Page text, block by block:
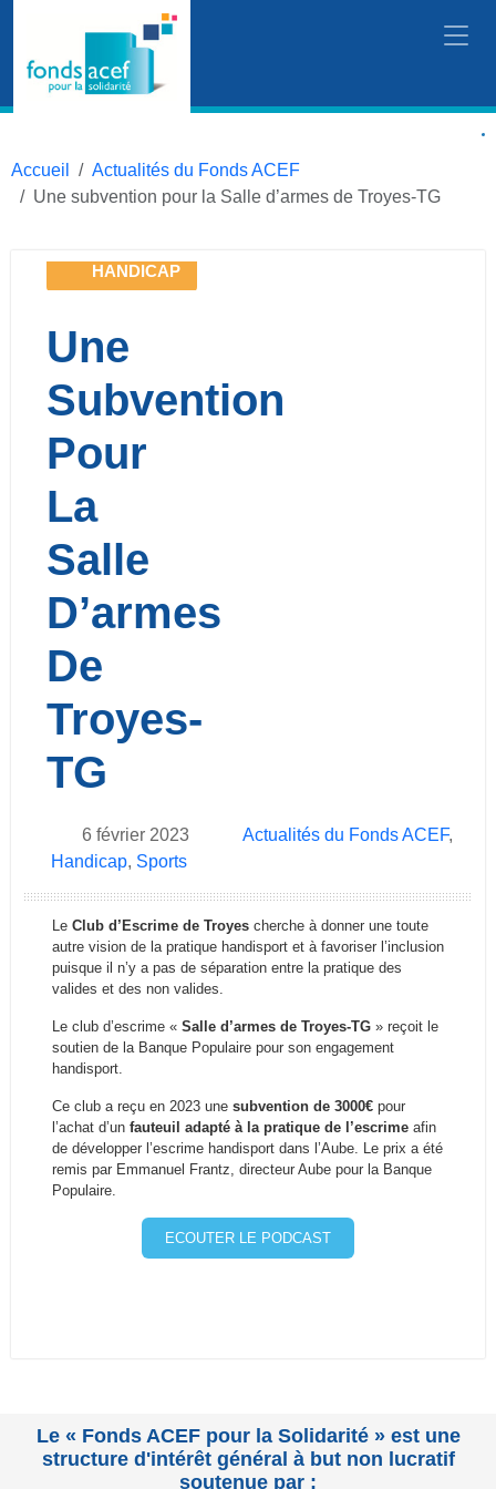
Accueil
Actualités du Fonds ACEF
Une subvention pour la Salle d’armes de Troyes-TG
HANDICAP
Une
Subvention
Pour
La
Salle
D’armes
De
Troyes-
TG
6 février 2023 Actualités du Fonds ACEF,
Handicap, Sports
Le Club d’Escrime de Troyes cherche à donner une toute
autre vision de la pratique handisport et à favoriser l’inclusion
puisque il n’y a pas de séparation entre la pratique des
valides et des non valides.
Le club d’escrime « Salle d’armes de Troyes-TG » reçoit le
soutien de la Banque Populaire pour son engagement
handisport.
Ce club a reçu en 2023 une subvention de 3000€ pour
l’achat d’un fauteuil adapté à la pratique de l’escrime afin
de développer l’escrime handisport dans l’Aube. Le prix a été
remis par Emmanuel Frantz, directeur Aube pour la Banque
Populaire.
ECOUTER LE PODCAST
Le « Fonds ACEF pour la Solidarité » est une
structure d'intérêt général à but non lucratif
soutenue par :